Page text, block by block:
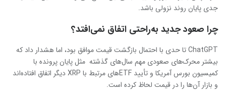
جدی پایان روند نزولی باشد.
چرا صعود جدید به‌راحتی اتفاق نمی‌افتد؟
ChatGPT تا حدی با احتمال بازگشت قیمت موافق بود، اما هشدار داد که
بیشتر محرک‌های صعودی مهم سال‌های گذشته مثل پایان پرونده با
کمیسیون بورس آمریکا و تأیید ETFهای مرتبط با XRP دیگر اتفاق افتاده‌اند
و بازار آن‌ها را در قیمت لحاظ کرده است.